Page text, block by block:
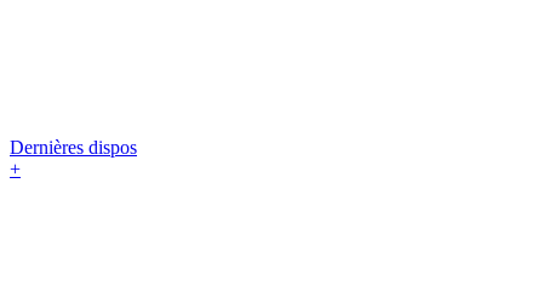
Dernières dispos
+